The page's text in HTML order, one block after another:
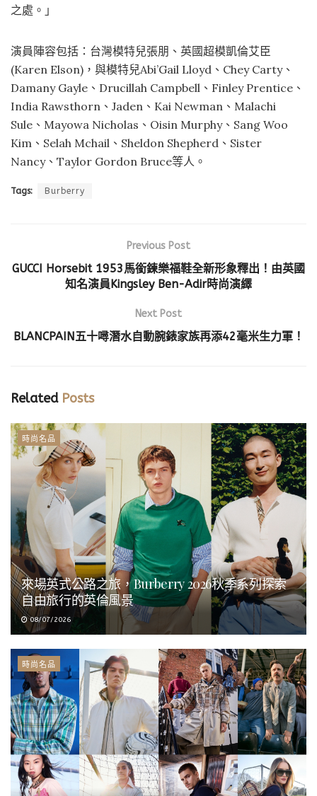
之處。」
演員陣容包括：台灣模特兒張朋、英國超模凱倫艾臣
(Karen Elson)，與模特兒Abi’Gail Lloyd、Chey Carty、
Damany Gayle、Drucillah Campbell、Finley Prentice、
India Rawsthorn、Jaden、Kai Newman、Malachi
Sule、Mayowa Nicholas、Oisin Murphy、Sang Woo
Kim、Selah Mchail、Sheldon Shepherd、Sister
Nancy、Taylor Gordon Bruce等人。
Tags: Burberry
Previous Post
GUCCI Horsebit 1953馬銜鍊樂福鞋全新形象釋出！由英國
知名演員Kingsley Ben-Adir時尚演繹
Next Post
BLANCPAIN五十噚潛水自動腕錶家族再添42毫米生力軍！
RelatedPosts
時尚名品
來場英式公路之旅，Burberry 2026秋季系列探索
自由旅行的英倫風景
08/07/2026
時尚名品